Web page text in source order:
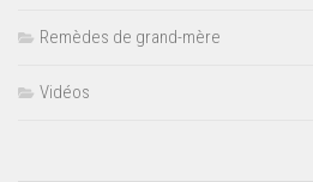
Remèdes de grand-mère
Vidéos